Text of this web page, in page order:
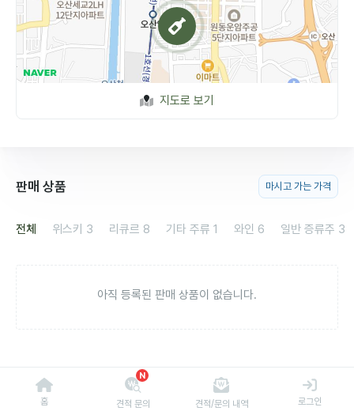
지도로 보기
판매 상품 마시고 가는 가격
전체 위스키 3 리큐르 8 기타 주류 1 와인 6 일반 증류주 3
아직 등록된 판매 상품이 없습니다.
홈
N
견적 문의 견적/문의 내역 로그인